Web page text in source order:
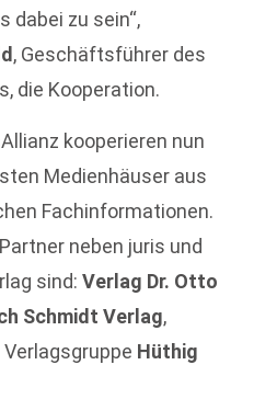
dabei zu sein“,
, Geschäftsführer des
die Kooperation.
kooperieren nun
Medienhäuser aus
Fachinformationen.
neben juris und
sind: Verlag Dr. Otto
Schmidt Verlag,
Verlagsgruppe Hüthig